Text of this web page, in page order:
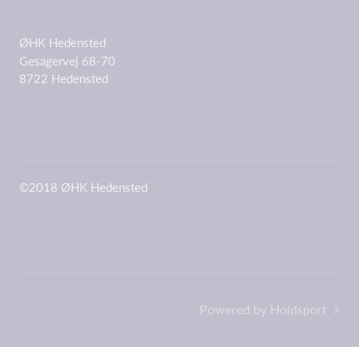
ØHK Hedensted
Gesagervej 68-70
8722 Hedensted
©2018 ØHK Hedensted
Powered by Holdsport